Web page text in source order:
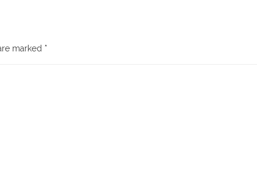
marked *